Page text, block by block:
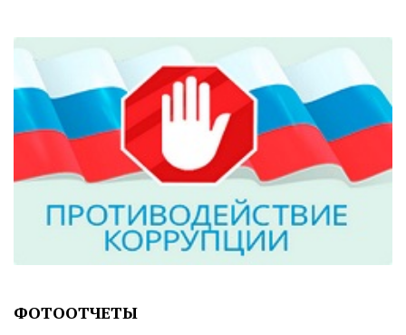
ФОТООТЧЕТЫ